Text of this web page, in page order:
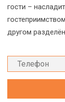
гости –
другом